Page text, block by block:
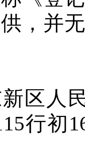
，并
区人
行